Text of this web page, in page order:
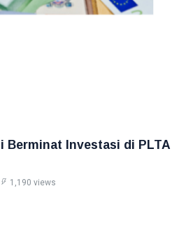
Berminat Investasi di PLTA
1,190 views